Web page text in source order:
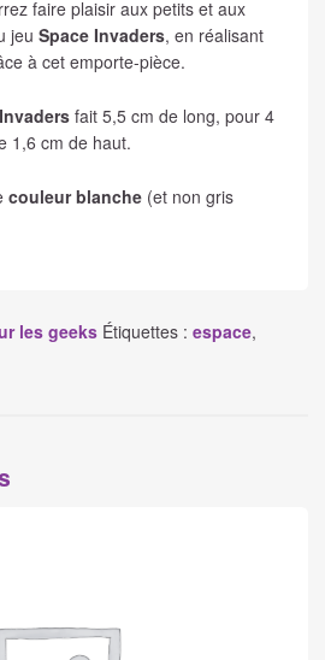
faire plaisir aux petits et aux
jeu Space Invaders, en réalisant
à cet emporte-pièce.
fait 5,5 cm de long, pour 4
1,6 cm de haut.
couleur blanche(et non gris
les geeks Étiquettes : espace,